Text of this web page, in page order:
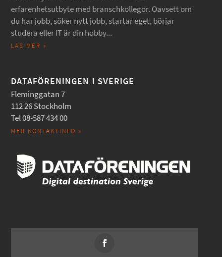
erfarenhetsutbyte med branschkollegor. Oavsett om
du har jobb, söker nytt jobb, startar eget, börjar
studera eller IT är din hobby...
LÄS MER »
DATAFÖRENINGEN I SVERIGE
Fleminggatan 7
112 26 Stockholm
Tel 08-587 434 00
MER KONTAKTINFO »